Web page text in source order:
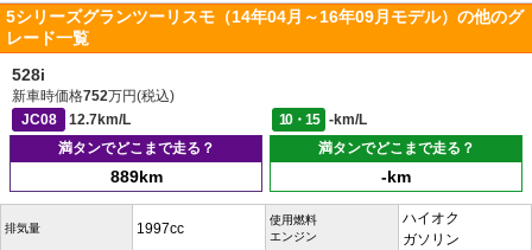
5シリーズグランツーリスモ（14年04月～16年09月モデル）の他のグ
レード一覧
528i
新車時価格752万円(税込)
JC08
12.7km/L 10・15
-km/L
満タンでどこまで走る？
889km
満タンでどこまで走る？
-km
排気量 1997cc
使用燃料
エンジン
ハイオク
ガソリン